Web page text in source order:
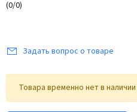
(0/0)
Задать вопрос о товаре
Товара временно нет в наличии